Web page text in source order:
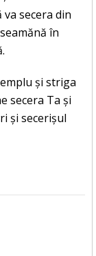
secera din
în
și striga
secera Ta și
și secerișul